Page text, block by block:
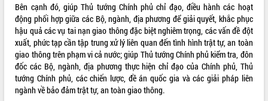
Bên cạnh đó, giúp Thủ tướng Chính phủ chỉ đạo, điều hành các hoạt
động phối hợp giữa các Bộ, ngành, địa phương để giải quyết, khắc phục
hậu quả các vụ tai nạn giao thông đặc biệt nghiêm trọng, các vấn đề đột
xuất, phức tạp cần tập trung xử lý liên quan đến tình hình trật tự, an toàn
giao thông trên phạm vi cả nước; giúp Thủ tướng Chính phủ kiểm tra, đôn
đốc các Bộ, ngành, địa phương thực hiện chỉ đạo của Chính phủ, Thủ
tướng Chính phủ, các chiến lược, đề án quốc gia và các giải pháp liên
ngành về bảo đảm trật tự, an toàn giao thông.